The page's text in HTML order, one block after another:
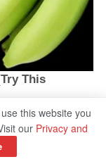
this website you
our Privacy and